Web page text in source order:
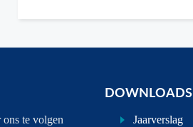
te volgen
DOWNLOADS
Jaarverslag